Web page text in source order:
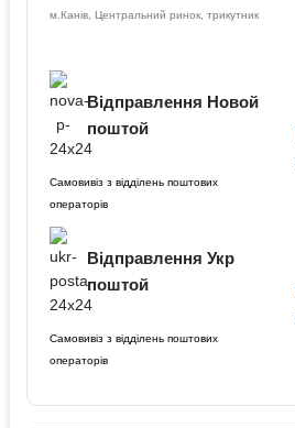
м.Канів, Центральний ринок, трикутник
Відправлення Новой
поштой
Самовивіз з відділень поштових
операторів
Відправлення Укр
поштой
Самовивіз з відділень поштових
операторів